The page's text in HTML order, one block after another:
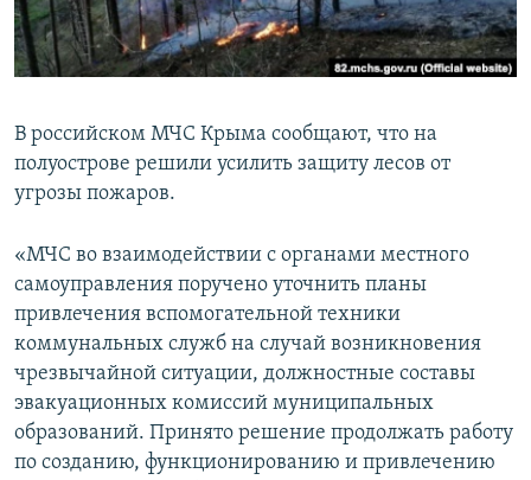
ПОБЕДИТЕЛЕЙ НЕ СУДЯТ?
КРЫМ.НЕПОКОРЕННЫЙ
УКРАИНСКАЯ ПРОБЛЕМА КРЫМА
ПРИСОЕДИНЯЙТЕСЬ!
Все сайты RFE/RL
В российском МЧС Крыма сообщают, что на
полуострове решили усилить защиту лесов от
угрозы пожаров.
«МЧС во взаимодействии с органами местного
самоуправления поручено уточнить планы
привлечения вспомогательной техники
коммунальных служб на случай возникновения
чрезвычайной ситуации, должностные составы
эвакуационных комиссий муниципальных
образований. Принято решение продолжать работу
по созданию, функционированию и привлечению